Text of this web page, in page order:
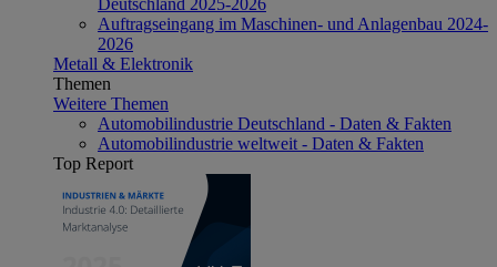
Auftragseingang im Maschinen- und Anlagenbau 2024-
2026
Metall & Elektronik
Themen
Weitere Themen
Automobilindustrie Deutschland - Daten & Fakten
Automobilindustrie weltweit - Daten & Fakten
Top Report